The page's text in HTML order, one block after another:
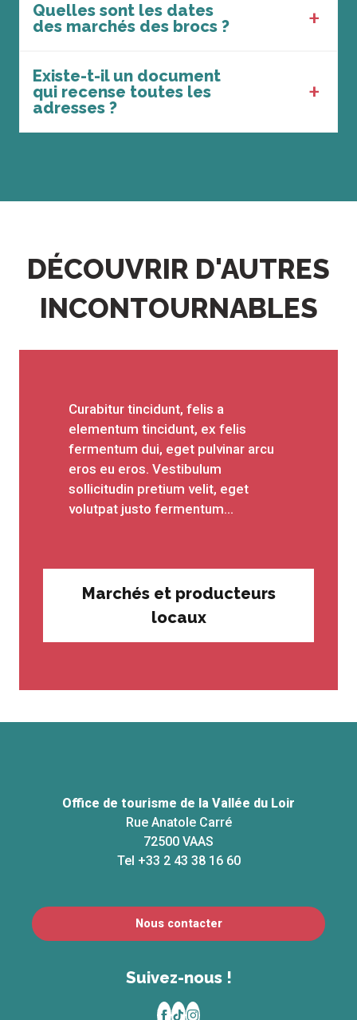
Quelles sont les dates
des marchés des brocs ?
Existe-t-il un document
qui recense toutes les
adresses ?
DÉCOUVRIR D'AUTRES
INCONTOURNABLES
Curabitur tincidunt, felis a
elementum tincidunt, ex felis
fermentum dui, eget pulvinar arcu
eros eu eros. Vestibulum
sollicitudin pretium velit, eget
volutpat justo fermentum...
Marchés et producteurs
locaux
Office de tourisme de la Vallée du Loir
Rue Anatole Carré
72500 VAAS
Tel +33 2 43 38 16 60
Nous contacter
Suivez-nous !